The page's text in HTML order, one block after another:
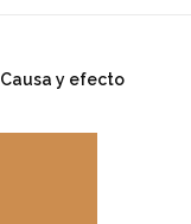
Causa y efecto